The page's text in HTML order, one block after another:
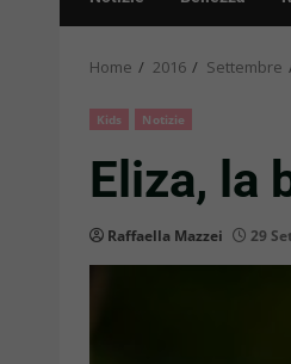
Home 2016 Settembre
Kids Notizie
Eliza, la
Raffaella Mazzei 29